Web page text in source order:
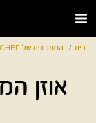
בית המתכונים של BE-CHEF
אוזן